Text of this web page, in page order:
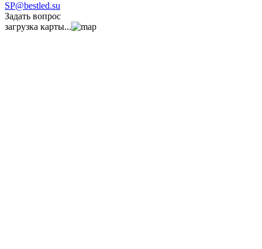
SP@bestled.su
Задать вопрос
загрузка карты...